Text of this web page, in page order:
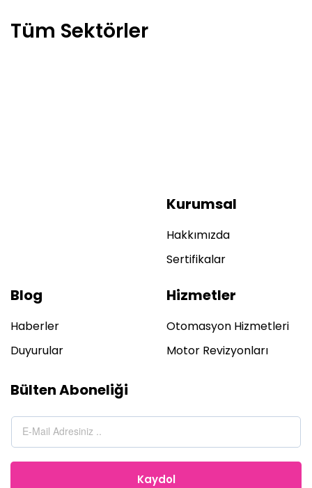
Tüm Sektörler
Kurumsal
Hakkımızda
Sertifikalar
Blog
Haberler
Duyurular
Hizmetler
Otomasyon Hizmetleri
Motor Revizyonları
Bülten Aboneliği
Kaydol